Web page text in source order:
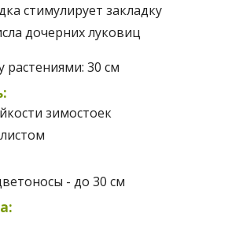
стимулирует закладку
дочерних луковиц
растениями: 30 см
зимостоек
листом
- до 30 см